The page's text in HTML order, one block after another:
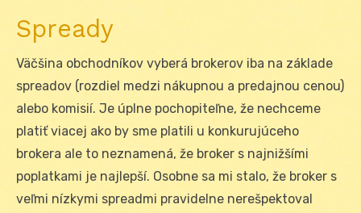
Spready
Väčšina obchodníkov vyberá brokerov iba na základe
spreadov (rozdiel medzi nákupnou a predajnou cenou)
alebo komisií. Je úplne pochopiteľne, že nechceme
platiť viacej ako by sme platili u konkurujúceho
brokera ale to neznamená, že broker s najnižšími
poplatkami je najlepší. Osobne sa mi stalo, že broker s
veľmi nízkymi spreadmi pravidelne nerešpektoval